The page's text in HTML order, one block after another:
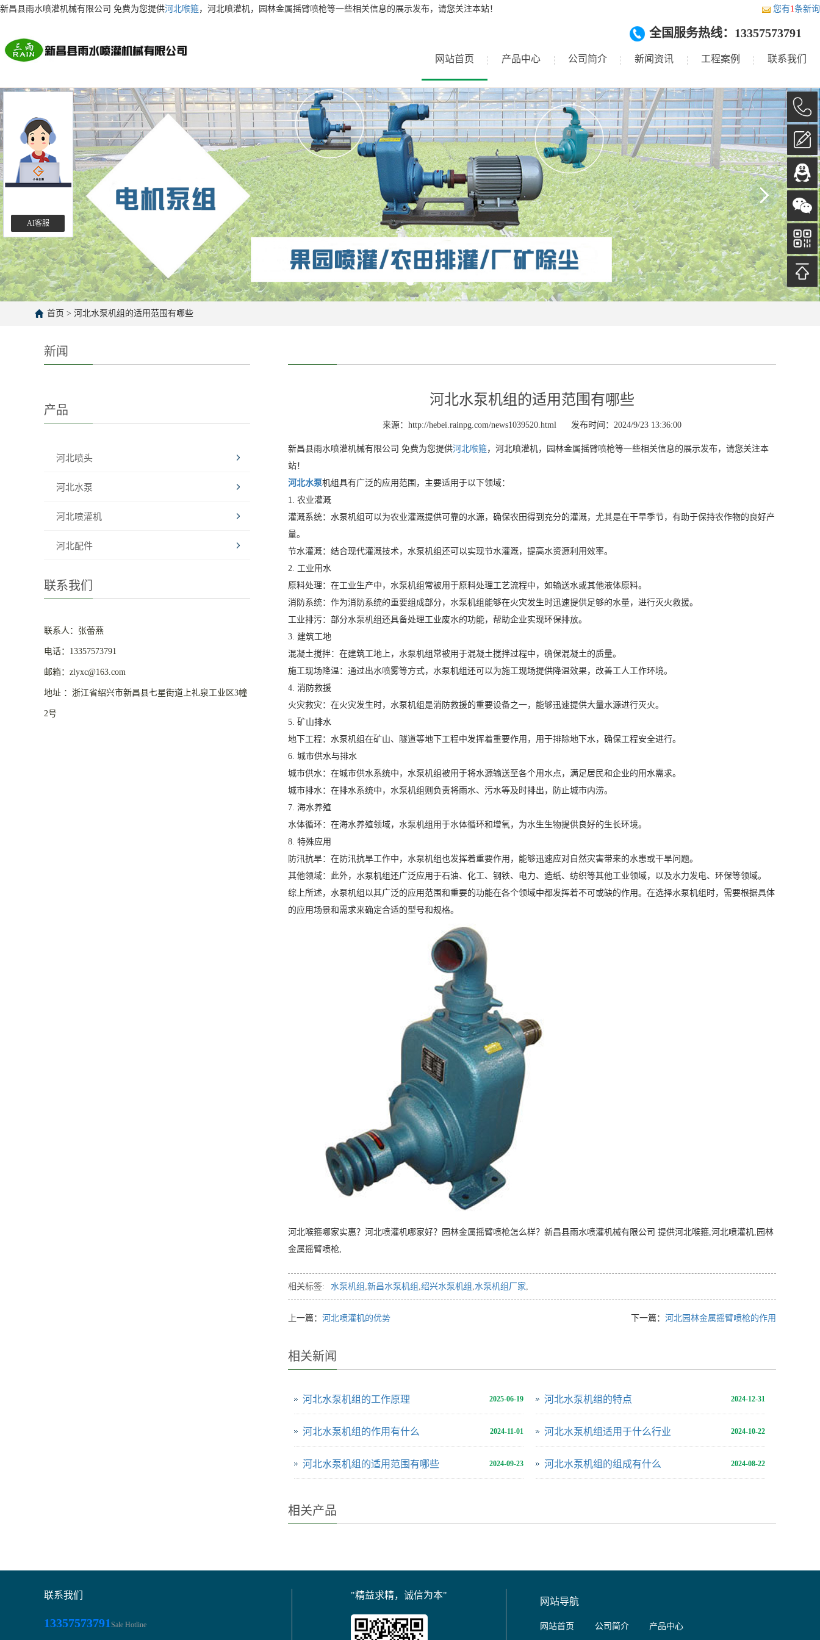
新昌县雨水喷灌机械有限公司 免费为您提供河北喉箍 ，河北喷灌机，园林金属摇臂喷枪等一些相关信息的展示发布，请您关注本站！ 您有1条新
网站首页 产品中心 公司简介 新闻资讯 工程案例 联系我们
全国服务热线：13357573791
首页 > 河北水泵机组的适用范围有哪些
新闻
产品
河北喷头
河北水泵
河北喷灌机
河北配件
联系我们
联系人：张蕾燕
电话：13357573791
邮箱：zlyxc@163.com
地址 ：浙江省绍兴市新昌县七星街道上礼泉工业区3幢
2号
河北水泵机组的适用范围有哪些
来源：http://hebei.rainpg.com/news1039520.html 发布时间：2024/9/23 13:36:00
新昌县雨水喷灌机械有限公司 免费为您提供河北喉箍 ，河北喷灌机，园林金属摇臂喷枪等一些相关信息的展示发布，请您关注本
站！
河北水泵机组具有广泛的应用范围，主要适用于以下领域：
1. 农业灌溉
灌溉系统：水泵机组可以为农业灌溉提供可靠的水源，确保农田得到充分的灌溉，尤其是在干旱季节，有助于保持农作物的良好产
量。
节水灌溉：结合现代灌溉技术，水泵机组还可以实现节水灌溉，提高水资源利用效率。
2. 工业用水
原料处理：在工业生产中，水泵机组常被用于原料处理工艺流程中，如输送水或其他液体原料。
消防系统：作为消防系统的重要组成部分，水泵机组能够在火灾发生时迅速提供足够的水量，进行灭火救援。
工业排污：部分水泵机组还具备处理工业废水的功能，帮助企业实现环保排放。
3. 建筑工地
混凝土搅拌：在建筑工地上，水泵机组常被用于混凝土搅拌过程中，确保混凝土的质量。
施工现场降温：通过出水喷雾等方式，水泵机组还可以为施工现场提供降温效果，改善工人工作环境。
4. 消防救援
火灾救灾：在火灾发生时，水泵机组是消防救援的重要设备之一，能够迅速提供大量水源进行灭火。
5. 矿山排水
地下工程：水泵机组在矿山、隧道等地下工程中发挥着重要作用，用于排除地下水，确保工程安全进行。
6. 城市供水与排水
城市供水：在城市供水系统中，水泵机组被用于将水源输送至各个用水点，满足居民和企业的用水需求。
城市排水：在排水系统中，水泵机组则负责将雨水、污水等及时排出，防止城市内涝。
7. 海水养殖
水体循环：在海水养殖领域，水泵机组用于水体循环和增氧，为水生生物提供良好的生长环境。
8. 特殊应用
防汛抗旱：在防汛抗旱工作中，水泵机组也发挥着重要作用，能够迅速应对自然灾害带来的水患或干旱问题。
其他领域：此外，水泵机组还广泛应用于石油、化工、钢铁、电力、造纸、纺织等其他工业领域，以及水力发电、环保等领域。
综上所述，水泵机组以其广泛的应用范围和重要的功能在各个领域中都发挥着不可或缺的作用。在选择水泵机组时，需要根据具体
的应用场景和需求来确定合适的型号和规格。
河北喉箍哪家实惠？河北喷灌机哪家好？园林金属摇臂喷枪怎么样？新昌县雨水喷灌机械有限公司 提供河北喉箍,河北喷灌机,园林
金属摇臂喷枪,
相关标签: 水泵机组 ,新昌水泵机组 ,绍兴水泵机组 ,水泵机组厂家,
上一篇： 河北喷灌机的优势 下一篇： 河北园林金属摇臂喷枪的作用
相关新闻
2025-06-19
河北水泵机组的工作原理 2024-12-31
河北水泵机组的特点
2024-11-01
河北水泵机组的作用有什么 2024-10-22
河北水泵机组适用于什么行业
2024-09-23
河北水泵机组的适用范围有哪些 2024-08-22
河北水泵机组的组成有什么
相关产品
联系我们
13357573791Sale Hotline
"精益求精，诚信为本"
网站导航
网站首页 公司简介 产品中心
AI客服